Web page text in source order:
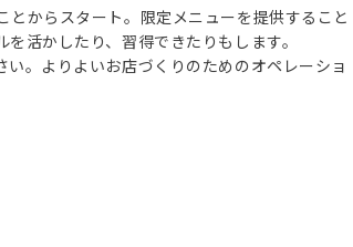
からスタート。限定メニューを提供すること
活かしたり、習得できたりもします。
。よりよいお店づくりのためのオペレーショ